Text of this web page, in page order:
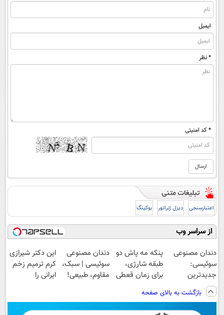
ایمیل
* نظر
* کد امنیتی
اعتبارسنجی دیزل ژنراتور بوکینگ
از سراسر وب
دندان مصنوعی
سوئیسی:
جدیدترین
فناوری اروپا،
سبک و مقاوم |
پرداخت قسطی
پنکه مه پاش دو
طبقه شارژی،
برای زمان قعطی
دندان مصنوعی
سوئیسی | سبک،
مقاوم، طبیعی!
اقساطی😍
این دکتر شیرازی
کرم ترمیم زخم
ایرانی را
بازگشت به بالای صفحه